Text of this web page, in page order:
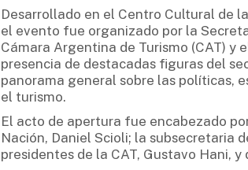
Desarrollado en el Centro Cultural de
el evento fue organizado por la
Cámara Argentina de Turismo (CAT) y
presencia de destacadas figuras del
panorama general sobre las políticas,
el turismo.
El acto de apertura fue encabezado
Nación, Daniel Scioli; la subsecretaria
presidentes de la CAT, Gustavo Hani,